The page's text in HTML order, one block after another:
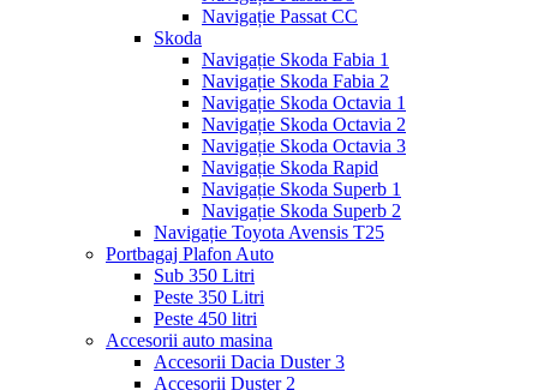
Navigație Passat CC
Skoda
Navigație Skoda Fabia 1
Navigație Skoda Fabia 2
Navigație Skoda Octavia 1
Navigație Skoda Octavia 2
Navigație Skoda Octavia 3
Navigație Skoda Rapid
Navigație Skoda Superb 1
Navigație Skoda Superb 2
Navigație Toyota Avensis T25
Portbagaj Plafon Auto
Sub 350 Litri
Peste 350 Litri
Peste 450 litri
Accesorii auto masina
Accesorii Dacia Duster 3
Accesorii Duster 2